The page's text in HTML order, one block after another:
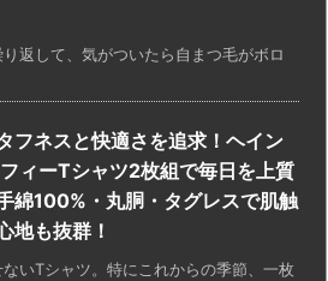
返して、気がついたら自まつ毛がボロ
フネスと快適さを追求！ヘイン
ィーTシャツ2枚組で毎日を上質
綿100%・丸胴・タグレスで肌触
地も抜群！
いTシャツ。特にこれからの季節、一枚